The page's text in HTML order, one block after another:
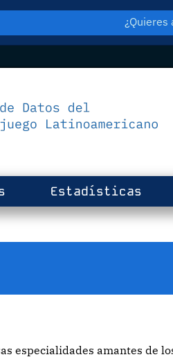
¿Quieres
Estadísticas
especialidades amantes de